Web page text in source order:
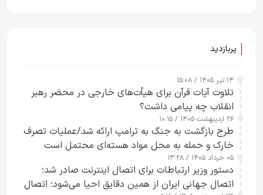
پربازدید
۱۴ تیر ۱۴۰۵ / ۱۵:۰۸
تلاوت آیات قرآن برای هیأت‌های خارجی در محضر رهبر
انقلاب چه پیامی داشت؟
۲۶ اردیبهشت ۱۴۰۵ / ۱۰:۱۵
طرح‌ بازگشت به جنگ به ترامپ ارائه شد/عملیات تصرف
خارک و حمله به محل مواد هسته‌ای محتمل است
۰۵ خرداد ۱۴۰۵ / ۱۳:۲۸
دستور وزیر ارتباطات برای اتصال اینترنت صادر شد؛
اتصال جهانی ایران از همین دقایق احیا می‌شود؛ اتصال